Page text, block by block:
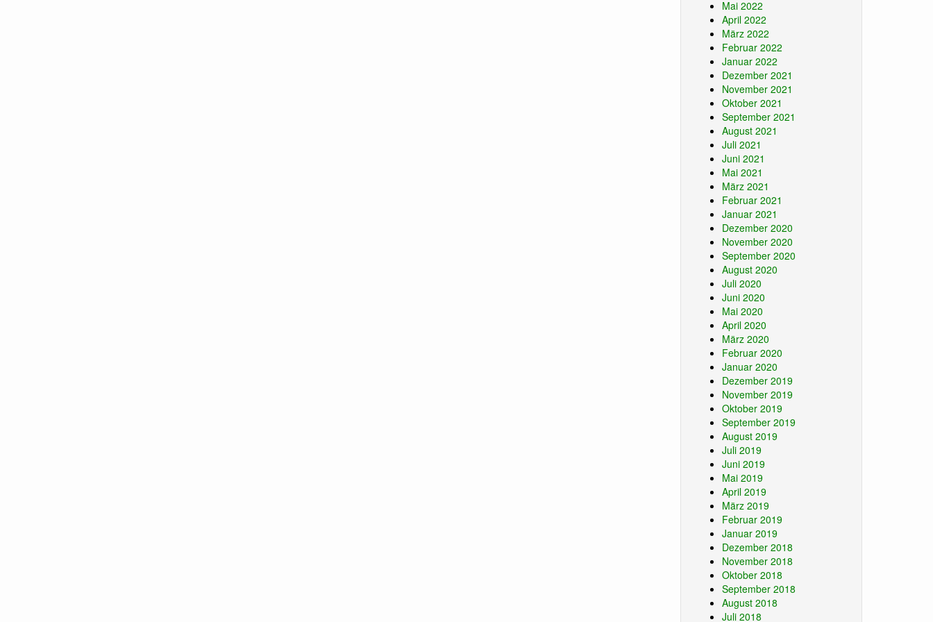
Mai 2022
April 2022
März 2022
Februar 2022
Januar 2022
Dezember 2021
November 2021
Oktober 2021
September 2021
August 2021
Juli 2021
Juni 2021
Mai 2021
März 2021
Februar 2021
Januar 2021
Dezember 2020
November 2020
September 2020
August 2020
Juli 2020
Juni 2020
Mai 2020
April 2020
März 2020
Februar 2020
Januar 2020
Dezember 2019
November 2019
Oktober 2019
September 2019
August 2019
Juli 2019
Juni 2019
Mai 2019
April 2019
März 2019
Februar 2019
Januar 2019
Dezember 2018
November 2018
Oktober 2018
September 2018
August 2018
Juli 2018